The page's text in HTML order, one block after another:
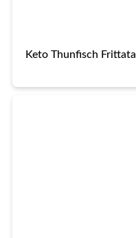
Keto Thunfisch Frittata